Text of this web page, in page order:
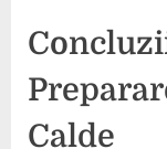
Calde